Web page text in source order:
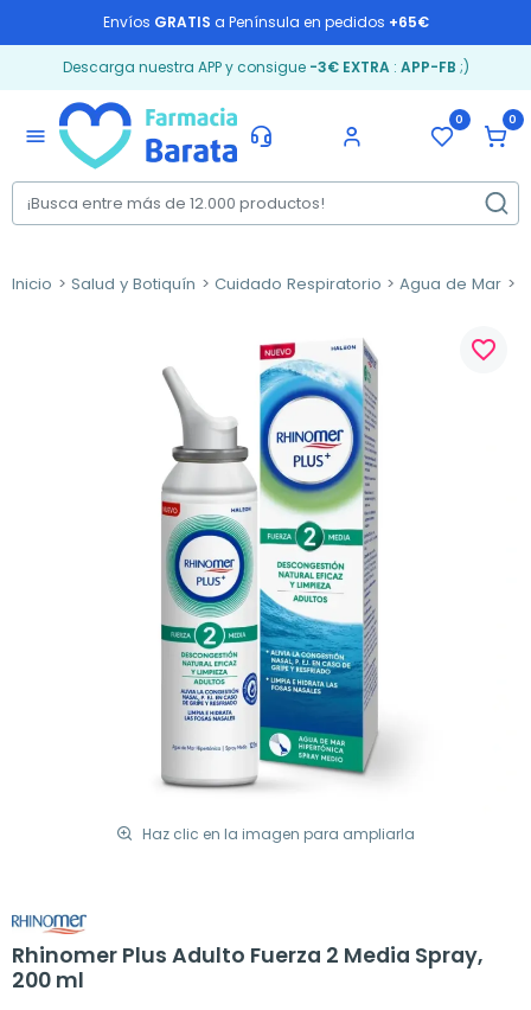
Envíos GRATIS a Península en pedidos +65€
Descarga nuestra APP y consigue -3€ EXTRA: APP-FB ;)
menu
0 0
Inicio Salud y Botiquín Cuidado Respiratorio Agua de Mar
Haz clic en la imagen para ampliarla
favorite_border
Rhinomer Plus Adulto Fuerza 2 Media Spray,
200 ml